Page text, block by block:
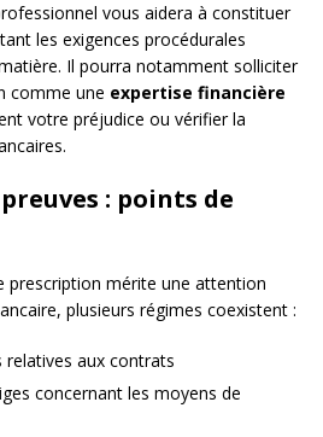
vous aidera à constituer
les exigences procédurales
Il pourra notamment solliciter
comme une expertise financière
votre préjudice ou vérifier la
: points de
prescription mérite une attention
plusieurs régimes coexistent :
aux contrats
concernant les moyens de